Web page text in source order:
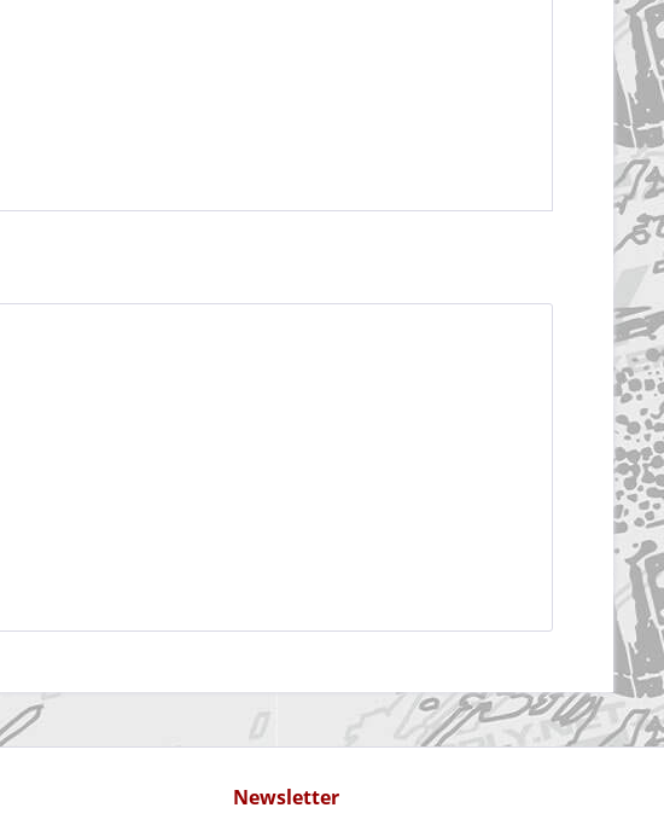
Newsletter